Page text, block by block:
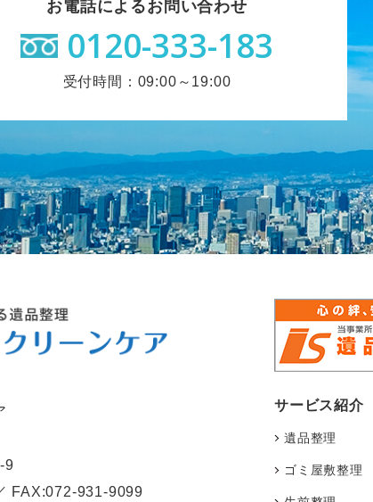
お電話によるお問い合わせ
0120-333-183
受付時間：09:00～19:00
9
FAX:072-931-9099
サービス紹介
遺品整理
ゴミ屋敷整理